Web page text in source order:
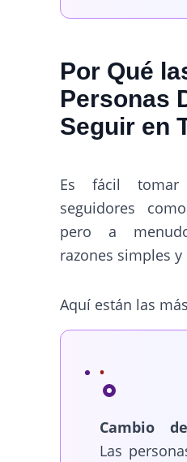
Por Qué
Personas
Seguir en
Es fácil
seguidores
pero a
razones simples
Aquí están las
Cambio
Las